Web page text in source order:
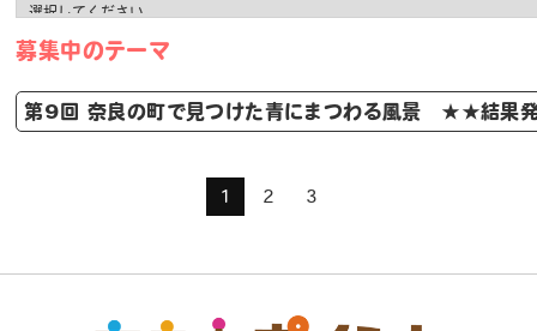
募集中のテーマ
第9回 奈良の町で見つけた青にまつわる風景 ★★結果
1 2 3